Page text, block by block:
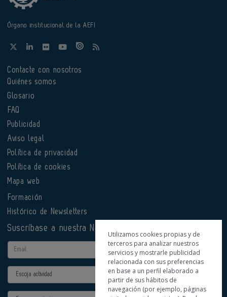
Órgano institucional de la AEFI
Contacte con nosotros
Quiénes somos
Glosario
FAQ
Publicidad
Aviso legal
Política de privacidad
Política de cookies
Mapa web
Formación
Histórico de Newsletters
Suscríbase a nuestra Newsletter
Email
Actividad
Provincia
Utilizamos cookies propias y de
terceros para analizar nuestros
servicios y mostrarle publicidad
relacionada con sus preferencias
en base a un perfil elaborado a
partir de sus hábitos de
navegación (por ejemplo, páginas